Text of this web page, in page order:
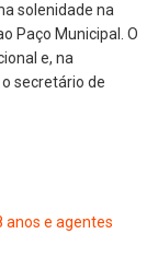
solenidade na
Paço Municipal. O
e, na
secretário de